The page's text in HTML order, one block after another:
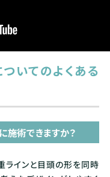
いてのよくある
術できますか？
ラインと目頭の形を同時